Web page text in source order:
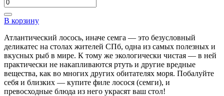
товара
Филе
лосося
охлаждённое,
~2кг
В корзину
Атлантический лосось, иначе семга — это безусловный
деликатес на столах жителей СПб, одна из самых полезных и
вкусных рыб в мире. К тому же экологически чистая — в ней
практически не накапливаются ртуть и другие вредные
вещества, как во многих других обитателях моря. Побалуйте
себя и близких — купите филе лосося (семги), и
превосходные блюда из него украсят ваш стол!